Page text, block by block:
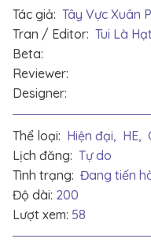
Tác giả: Tây Vực Xuân
Tran / Editor: Tui Là
Beta:
Reviewer:
Designer:
Thể loại: Hiện đại, HE,
Lịch đăng: Tự do
Tình trạng: Đang tiến
Độ dài: 200
Lượt xem: 58